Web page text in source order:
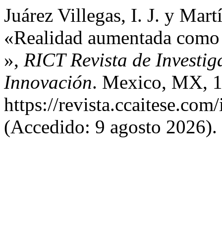
Juárez Villegas, I. J. y
«Realidad aumentada
», RICT Revista de
Innovación. Mexico, MX,
https://
(Accedido: 9 agosto 2026).